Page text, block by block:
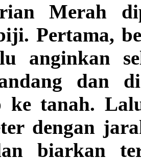
Merah
Pertama,
anginkan
dan
ke tanah.
dengan
biarkan